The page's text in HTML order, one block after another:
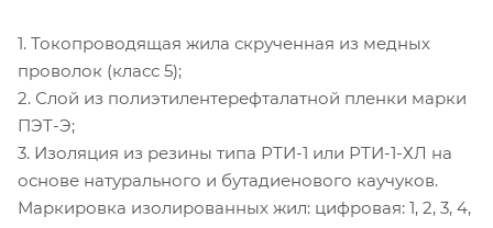
1. Токопроводящая жила скрученная из медных
проволок (класс 5);
2. Слой из полиэтилентерефталатной пленки марки
ПЭТ-Э;
3. Изоляция из резины типа РТИ-1 или РТИ-1-ХЛ на
основе натурального и бутадиенового каучуков.
Маркировка изолированных жил: цифровая: 1, 2, 3, 4,